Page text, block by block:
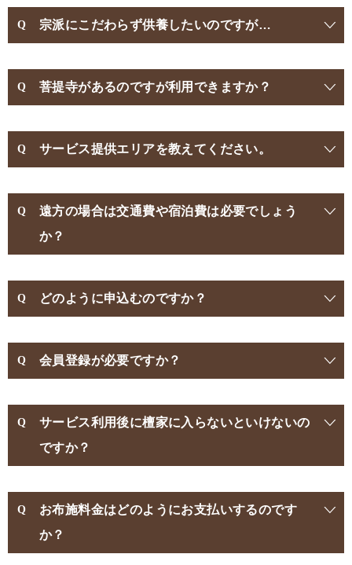
宗派にこだわらず供養したいのですが…
菩提寺があるのですが利用できますか？
サービス提供エリアを教えてください。
遠方の場合は交通費や宿泊費は必要でしょう
か？
どのように申込むのですか？
会員登録が必要ですか？
サービス利用後に檀家に入らないといけないの
ですか？
お布施料金はどのようにお支払いするのです
か？